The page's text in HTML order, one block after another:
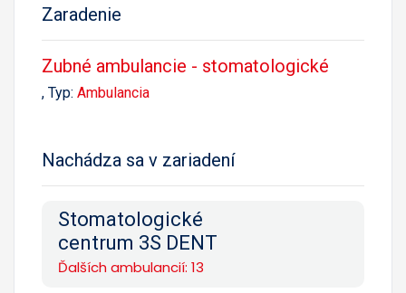
Zaradenie
Zubné ambulancie - stomatologické
, Typ: Ambulancia
Nachádza sa v zariadení
Stomatologické
centrum 3S DENT
Ďalších ambulancií: 13